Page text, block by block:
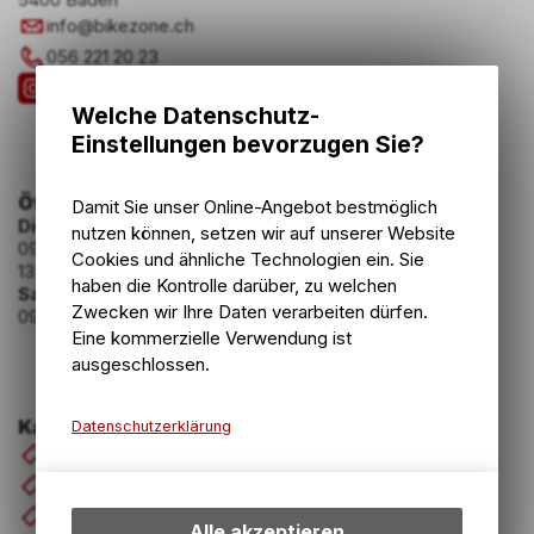
info@bikezone.ch
056 221 20 23
Kategorien
Zubehör
Öffnungszeiten
Dienstag - Freitag
09:00 - 12:00 Uhr
13:30 - 18:30 Uhr
Samstag
09:00 - 16:00 Uhr
Welche Datenschutz-
Einstellungen bevorzugen Sie?
Damit Sie unser Online-Angebot bestmöglich
nutzen können, setzen wir auf unserer Website
Cookies und ähnliche Technologien ein. Sie
haben die Kontrolle darüber, zu welchen
Zwecken wir Ihre Daten verarbeiten dürfen.
Eine kommerzielle Verwendung ist
ausgeschlossen.
Datenschutzerklärung
bestimmte Interaktionen und